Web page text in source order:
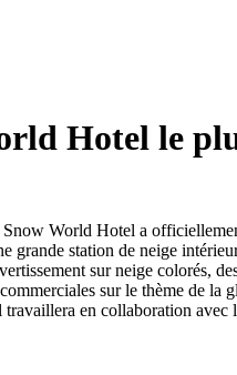
Hotel le
World Hotel a
station de neige
sur neige colorés,
sur le thème de
en collaboration